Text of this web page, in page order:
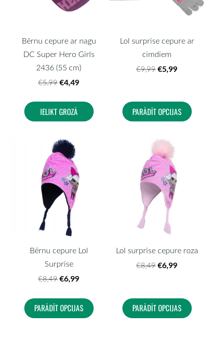
Bērnu cepure ar nagu
DC Super Hero Girls
2436 (55 cm)
€5,99 €4,49
IELIKT GROZĀ
Lol surprise cepure ar
cimdiem
€9,99 €5,99
PARĀDĪT OPCIJAS
Bērnu cepure Lol
Surprise
€8,49 €6,99
PARĀDĪT OPCIJAS
Lol surprise cepure roza
€8,49 €6,99
PARĀDĪT OPCIJAS